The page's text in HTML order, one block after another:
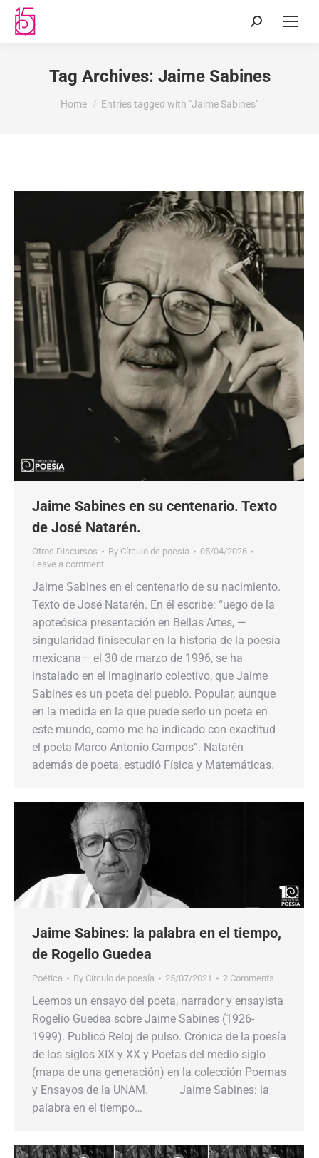
Tag Archives: Jaime Sabines
You are here:
Home Entries tagged with "Jaime Sabines"
Jaime Sabines en su centenario. Texto
de José Natarén.
Otros Discursos By Círculo de poesía
05/04/2026
Leave a comment
Jaime Sabines en el centenario de su nacimiento.
Texto de José Natarén. En él escribe: “uego de la
apoteósica presentación en Bellas Artes, —
singularidad finisecular en la historia de la poesía
mexicana— el 30 de marzo de 1996, se ha
instalado en el imaginario colectivo, que Jaime
Sabines es un poeta del pueblo. Popular, aunque
en la medida en la que puede serlo un poeta en
este mundo, como me ha indicado con exactitud
el poeta Marco Antonio Campos”. Natarén
además de poeta, estudió Física y Matemáticas.
Jaime Sabines: la palabra en el tiempo,
de Rogelio Guedea
Poética By Círculo de poesía 25/07/2021 2 Comments
Leemos un ensayo del poeta, narrador y ensayista
Rogelio Guedea sobre Jaime Sabines (1926-
1999). Publicó Reloj de pulso. Crónica de la poesía
de los siglos XIX y XX y Poetas del medio siglo
(mapa de una generación) en la colección Poemas
y Ensayos de la UNAM. Jaime Sabines: la
palabra en el tiempo…